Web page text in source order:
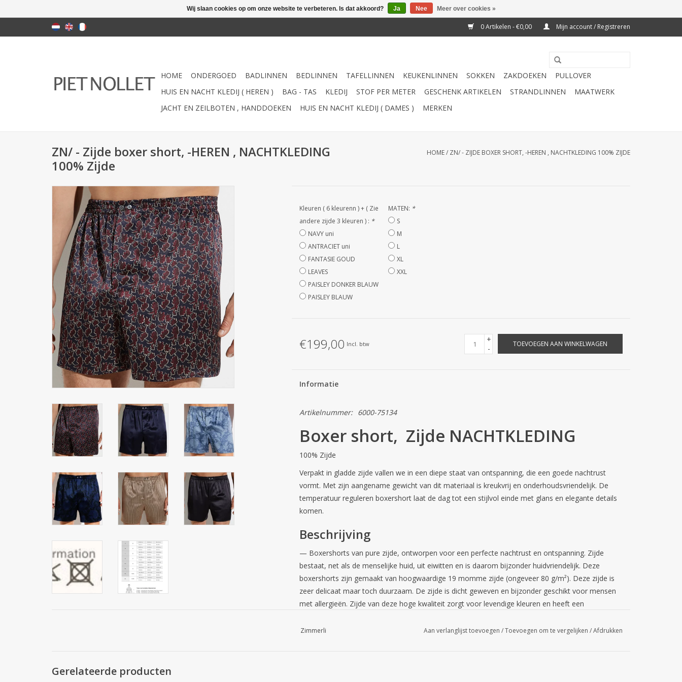
0 Artikelen - €0,00 Mijn account / Registreren
HOME ONDERGOED BADLINNEN BEDLINNEN TAFELLINNEN KEUKENLINNEN SOKKEN ZAKDOEKEN
PULLOVER
HUIS EN NACHT KLEDIJ ( HEREN )
BAG - TAS KLEDIJ STOF PER METER GESCHENK ARTIKELEN STRANDLINNEN
MAATWERK
JACHT EN ZEILBOTEN , HANDDOEKEN
HUIS EN NACHT KLEDIJ ( DAMES ) MERKEN
ZN/ - Zijde boxer short, -HEREN , NACHTKLEDING
100% Zijde
HOME/ ZN/ - ZIJDE BOXER SHORT, -HEREN , NACHTKLEDING 100% ZIJDE
Kleuren ( 6 kleurenn ) + ( Zie
andere zijde 3 kleuren ) : *
NAVY uni
ANTRACIET uni
FANTASIE GOUD
LEAVES
PAISLEY DONKER BLAUW
PAISLEY BLAUW
MATEN: *
S
M
L
XL
XXL
€199,00 Incl. btw
+
-
TOEVOEGEN AAN WINKELWAGEN
Informatie
Artikelnummer: 6000-75134
Boxer short, Zijde NACHTKLEDING
100% Zijde
Verpakt in gladde zijde vallen we in een diepe staat van ontspanning, die een goede nachtrust
vormt. Met zijn aangename gewicht van dit materiaal is kreukvrij en onderhoudsvriendelijk. De
temperatuur reguleren boxershort laat de dag tot een stijlvol einde met glans en elegante details
komen.
Beschrijving
— Boxershorts van pure zijde, ontworpen voor een perfecte nachtrust en ontspanning. Zijde
bestaat, net als de menselijke huid, uit eiwitten en is daarom bijzonder huidvriendelijk. Deze
boxershorts zijn gemaakt van hoogwaardige 19 momme zijde (ongeveer 80 g/m²). Deze zijde is
zeer delicaat maar toch duurzaam. De zijde is dicht geweven en bijzonder geschikt voor mensen
met allergieën. Zijde van deze hoge kwaliteit zorgt voor levendige kleuren en heeft een
comfortabele, elastische tailleband met twee parelmoeren knoopjes. Ze vallen losjes en de
Zimmerli Aan verlanglijst toevoegen /Toevoegen om te vergelijken /Afdrukken
Gerelateerde producten
Wij slaan cookies op om onze website te verbeteren. Is dat akkoord? Ja Nee Meer over cookies »